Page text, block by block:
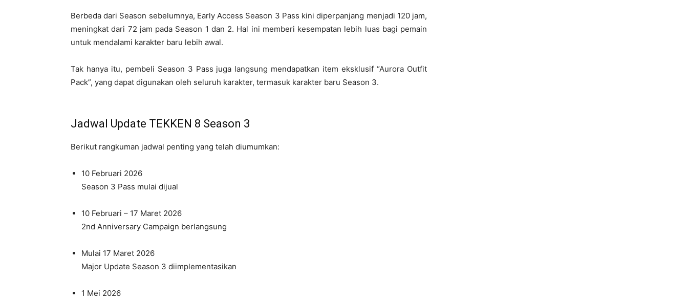
Berbeda dari Season sebelumnya, Early Access Season 3 Pass kini diperpanjang menjadi 120 jam,
meningkat dari 72 jam pada Season 1 dan 2. Hal ini memberi kesempatan lebih luas bagi pemain
untuk mendalami karakter baru lebih awal.
Tak hanya itu, pembeli Season 3 Pass juga langsung mendapatkan item eksklusif “Aurora Outfit
Pack”, yang dapat digunakan oleh seluruh karakter, termasuk karakter baru Season 3.
Jadwal Update TEKKEN 8 Season 3
Berikut rangkuman jadwal penting yang telah diumumkan:
10 Februari 2026
Season 3 Pass mulai dijual
10 Februari – 17 Maret 2026
2nd Anniversary Campaign berlangsung
Mulai 17 Maret 2026
Major Update Season 3 diimplementasikan
1 Mei 2026